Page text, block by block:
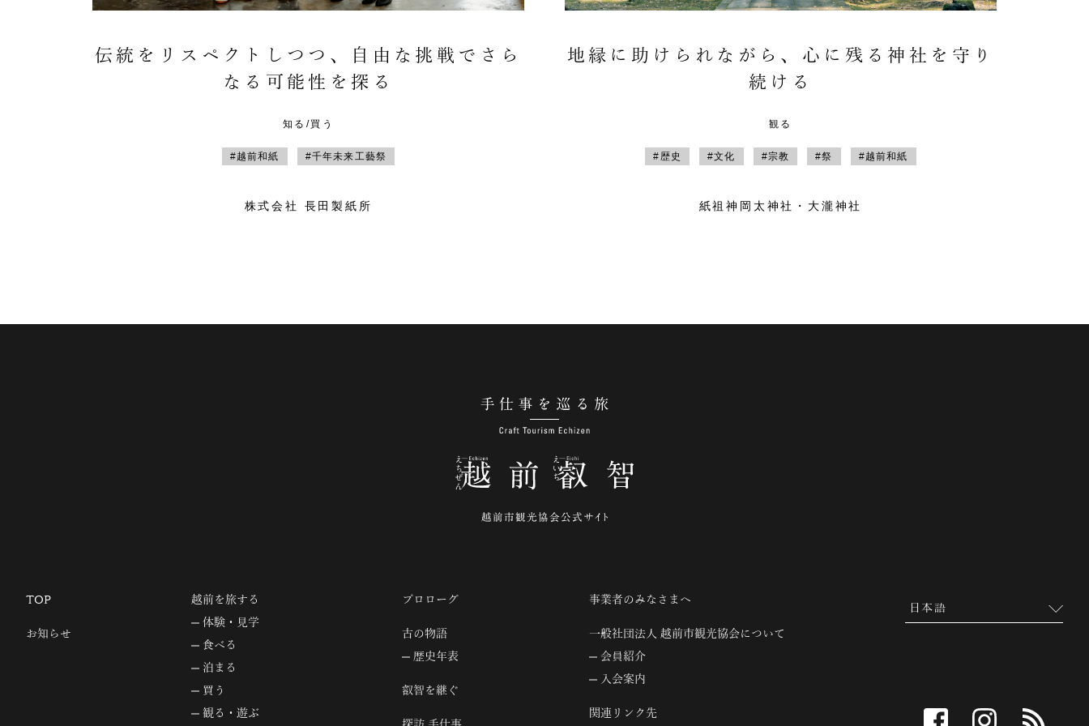
伝統をリスペクトしつつ、自由な挑戦でさら
なる可能性を探る
知る/買う
#越前和紙 #千年未来工藝祭
株式会社 長田製紙所
地縁に助けられながら、心に残る神社を守り
続ける
観る
#歴史 #文化 #宗教 #祭 #越前和紙
紙祖神岡太神社・大瀧神社
TOP
お知らせ
越前を旅する
体験・見学
食べる
泊まる
買う
観る・遊ぶ
プロローグ
古の物語
歴史年表
叡智を継ぐ
事業者のみなさまへ
一般社団法人 越前市観光協会について
会員紹介
入会案内
関連リンク先 facebook instagram